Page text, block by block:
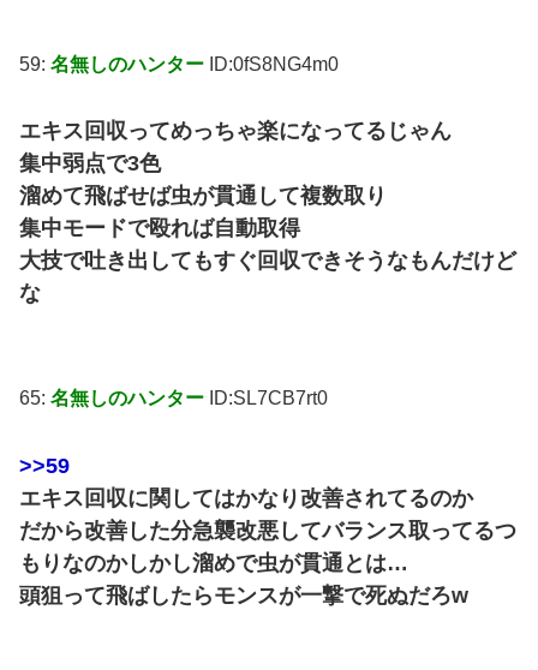
59: 名無しのハンター ID:0fS8NG4m0
エキス回収ってめっちゃ楽になってるじゃん
集中弱点で3色
溜めて飛ばせば虫が貫通して複数取り
集中モードで殴れば自動取得
大技で吐き出してもすぐ回収できそうなもんだけど
な
65: 名無しのハンター ID:SL7CB7rt0
>>59
エキス回収に関してはかなり改善されてるのか
だから改善した分急襲改悪してバランス取ってるつ
もりなのかしかし溜めで虫が貫通とは…
頭狙って飛ばしたらモンスが一撃で死ぬだろw